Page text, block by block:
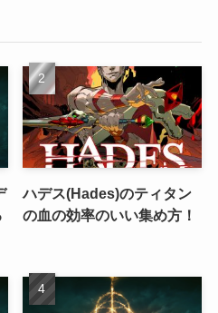
ハデス(Hades)のティタン
の血の効率のいい集め方！